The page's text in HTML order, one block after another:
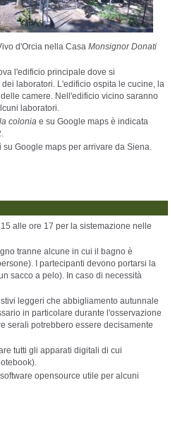
d'Orcia nella Casa Monsignor Donati
l'edificio principale dove si
laboratori. L'edificio ospita le cucine, la
camere. Nell'edificio vicino saranno
laboratori.
la colonia e su Google maps è indicata
Google maps per arrivare da Siena.
alle ore 17 per la sistemazione nelle
tranne alcune in cui il bagno è
I partecipanti devono portarsi la
sacco a pelo). In caso di necessità
leggeri che abbigliamento autunnale
in particolare durante l'osservazione
serali potrebbero essere decisamente
tutti gli apparati digitali di cui
opensource utile per alcuni